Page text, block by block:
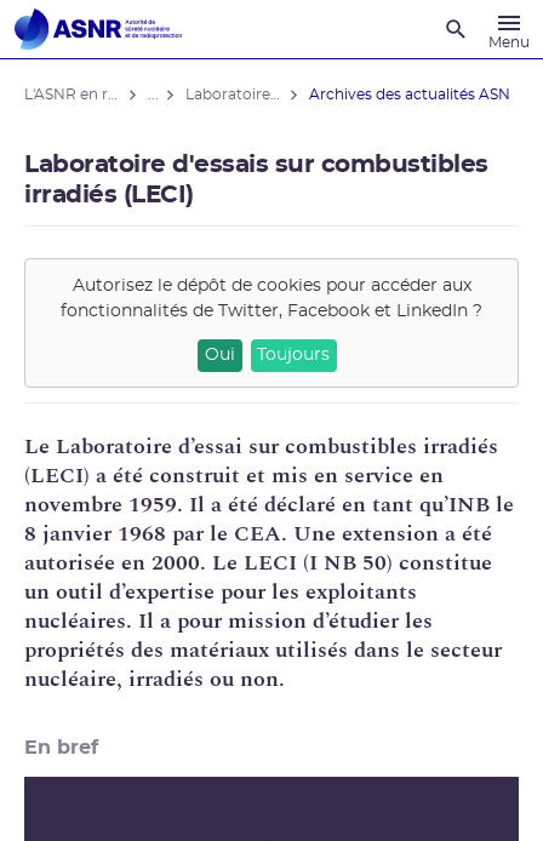
Menu
Archives des actualités ASN
Laboratoire d'essais sur combustibles
irradiés (LECI)
Autorisez le dépôt de cookies pour accéder aux
fonctionnalités de Twitter, Facebook et LinkedIn ?
Oui Toujours
Le Laboratoire d’essai sur combustibles irradiés
(LECI) a été construit et mis en service en
novembre 1959. Il a été déclaré en tant qu’INBle
8 janvier 1968 par le CEA. Une extension a été
autorisée en 2000. Le LECI (I NB 50) constitue
un outil d’expertise pour les exploitants
nucléaires. Il a pour mission d’étudier les
propriétés des matériaux utilisés dans le secteur
nucléaire, irradiés ou non.
En bref